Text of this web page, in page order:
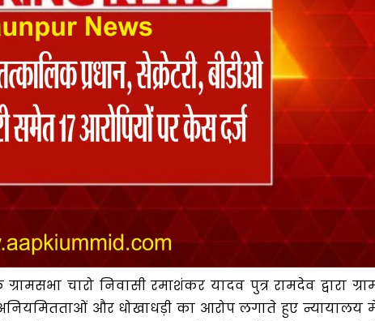
चारो निवासी रमाशंकर यादव पुत्र रामदेव द्वारा
और धोखाधड़ी का आरोप लगाते हुए न्यायालय